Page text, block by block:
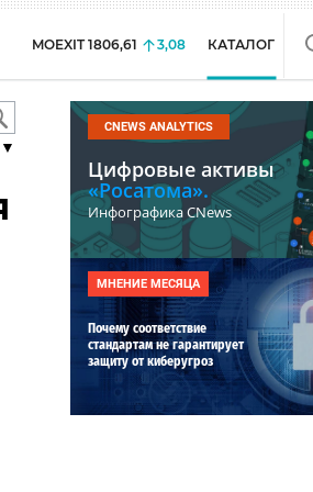
MOEXIT 1806,61 3,08 КАТАЛОГ
CNEWS ANALYTICS
Цифровые активы
«Росатома».
Инфографика CNews
МНЕНИЕ МЕСЯЦА
Почему соответствие
стандартам не гарантирует
защиту от киберугроз